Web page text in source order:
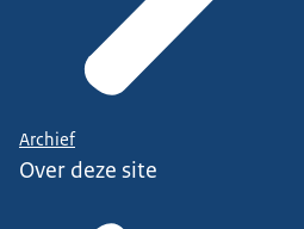
Archief
Over deze site